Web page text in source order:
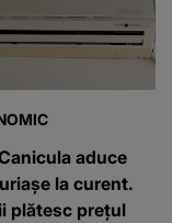
aduce
la curent.
plătesc prețul